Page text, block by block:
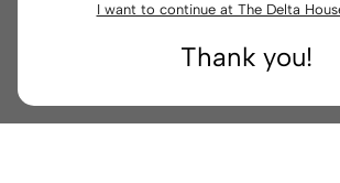
I want to continue at The Delta
Thank you!